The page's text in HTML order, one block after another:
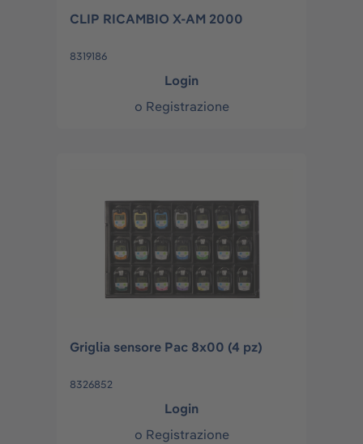
CLIP RICAMBIO X-AM 2000
8319186
Login
o Registrazione
Griglia sensore Pac 8x00 (4 pz)
8326852
Login
o Registrazione